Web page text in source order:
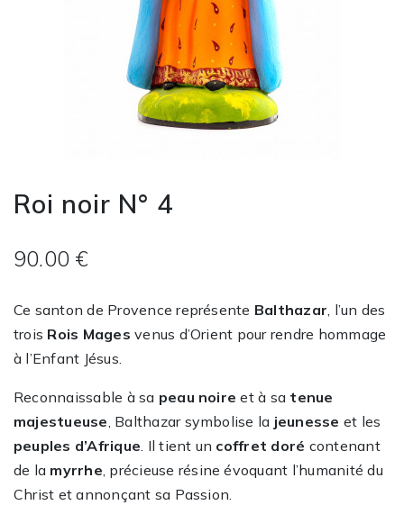
Roi noir N° 4
90.00 €
Ce santon de Provence représente Balthazar, l’un des
trois Rois Mages venus d’Orient pour rendre hommage
à l’Enfant Jésus.
Reconnaissable à sa peau noire et à sa tenue
majestueuse, Balthazar symbolise la jeunesse et les
peuples d’Afrique. Il tient un coffret doré contenant
de la myrrhe, précieuse résine évoquant l’humanité du
Christ et annonçant sa Passion.